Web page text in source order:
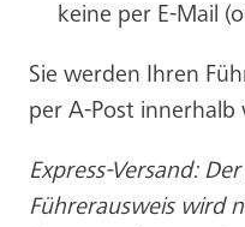
keine per E-Mail
Sie werden Ihren
per A-Post
Express-Versand:
Führerausweis wird